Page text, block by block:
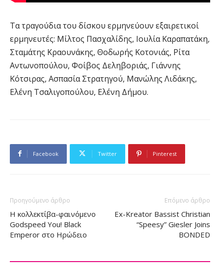
Τα τραγούδια του δίσκου ερμηνεύουν εξαιρετικοί
ερμηνευτές: Μίλτος Πασχαλίδης, Ιουλία Καραπατάκη,
Σταμάτης Κραουνάκης, Θοδωρής Κοτονιάς, Ρίτα
Αντωνοπούλου, Φοίβος Δεληβοριάς, Γιάννης
Κότσιρας, Ασπασία Στρατηγού, Μανώλης Λιδάκης,
Ελένη Τσαλιγοπούλου, Ελένη Δήμου.
Facebook Twitter Pinterest
Προηγούμενο άρθρο
Η κολλεκτίβα-φαινόμενο
Godspeed You! Black
Emperor στο Ηρώδειο
Επόμενο άρθρο
Ex-Kreator Bassist Christian
“Speesy” Giesler Joins
BONDED